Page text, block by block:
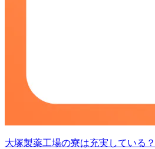
大塚製薬工場の寮は充実している